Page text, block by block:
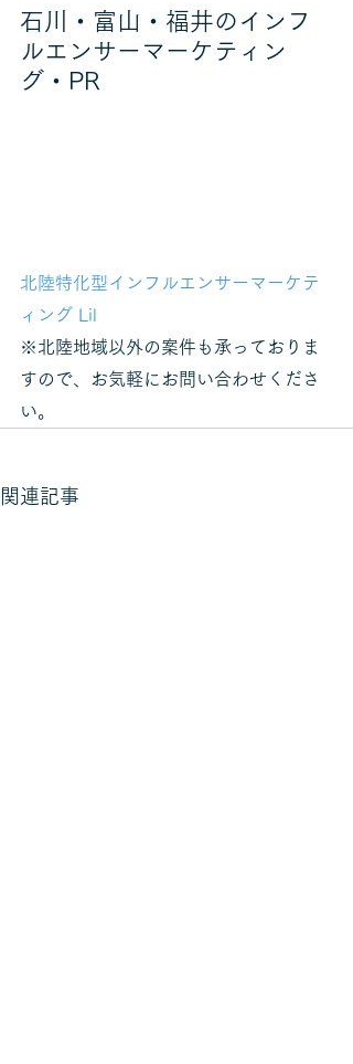
石川・富山・福井のインフ
ルエンサーマーケティン
グ・PR
北陸特化型インフルエンサーマーケテ
ィング Lil
※北陸地域以外の案件も承っておりま
すので、お気軽にお問い合わせくださ
い。
関連記事